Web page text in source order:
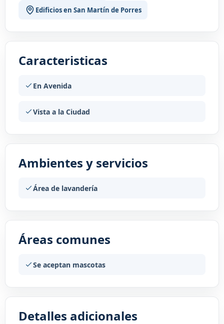
Edificios en San Martín de Porres
Caracteristicas
En Avenida
Vista a la Ciudad
Ambientes y servicios
Área de lavandería
Áreas comunes
Se aceptan mascotas
Detalles adicionales